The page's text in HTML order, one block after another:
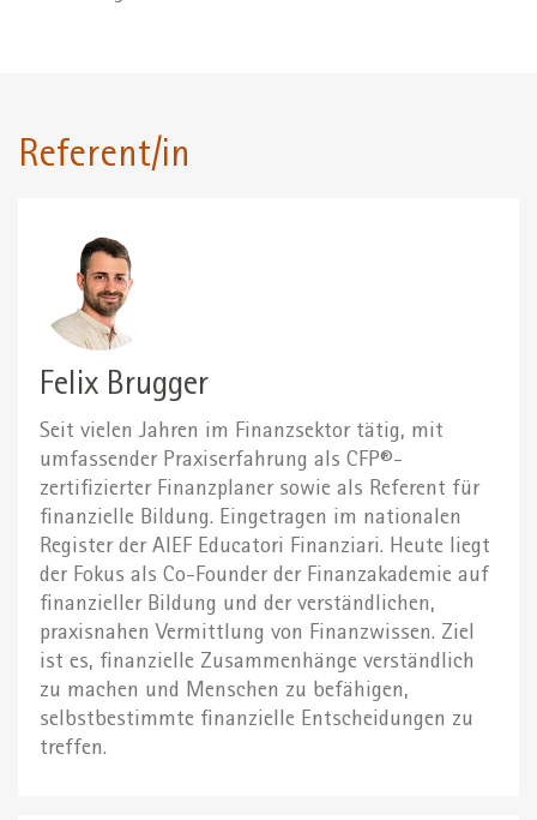
Referent/in
Felix Brugger
Seit vielen Jahren im Finanzsektor tätig, mit
umfassender Praxiserfahrung als CFP®-
zertifizierter Finanzplaner sowie als Referent für
finanzielle Bildung. Eingetragen im nationalen
Register der AIEF Educatori Finanziari. Heute liegt
der Fokus als Co-Founder der Finanzakademie auf
finanzieller Bildung und der verständlichen,
praxisnahen Vermittlung von Finanzwissen. Ziel
ist es, finanzielle Zusammenhänge verständlich
zu machen und Menschen zu befähigen,
selbstbestimmte finanzielle Entscheidungen zu
treffen.